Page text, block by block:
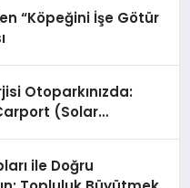
“Köpeğini İşe Götür
Otoparkınızda:
(Solar
ile Doğru